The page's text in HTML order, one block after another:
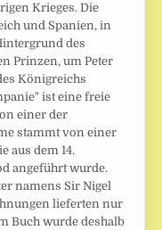
Krieges. Die
und Spanien, in
des
Prinzen, um Peter
Königreichs
ist eine freie
einer der
stammt von einer
aus dem 14.
angeführt wurde.
namens Sir Nigel
lieferten nur
Buch wurde deshalb